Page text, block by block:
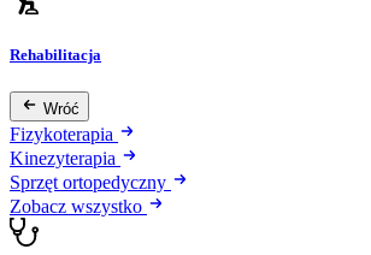
Rehabilitacja
Wróć
Fizykoterapia
Kinezyterapia
Sprzęt ortopedyczny
Zobacz wszystko